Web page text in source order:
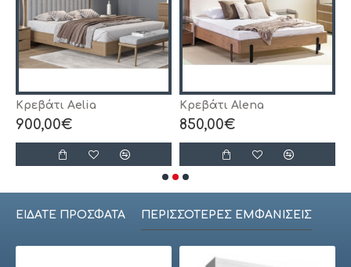
Κρεβάτι Aelia
900,00€
Κρεβάτι Alena
850,00€
ΕΊΔΑΤΕ ΠΡΌΣΦΑΤΑ ΠΕΡΙΣΣΌΤΕΡΕΣ ΕΜΦΑΝΊΣΕΙΣ